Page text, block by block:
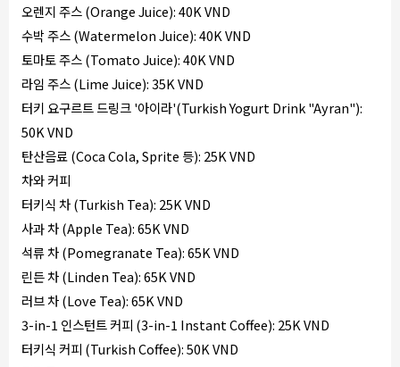
오렌지 주스 (Orange Juice): 40K VND
수박 주스 (Watermelon Juice): 40K VND
토마토 주스 (Tomato Juice): 40K VND
라임 주스 (Lime Juice): 35K VND
터키 요구르트 드링크 '아이라'(Turkish Yogurt Drink "Ayran"):
50K VND
탄산음료 (Coca Cola, Sprite 등): 25K VND
차와 커피
터키식 차 (Turkish Tea): 25K VND
사과 차 (Apple Tea): 65K VND
석류 차 (Pomegranate Tea): 65K VND
린든 차 (Linden Tea): 65K VND
러브 차 (Love Tea): 65K VND
3-in-1 인스턴트 커피 (3-in-1 Instant Coffee): 25K VND
터키식 커피 (Turkish Coffee): 50K VND